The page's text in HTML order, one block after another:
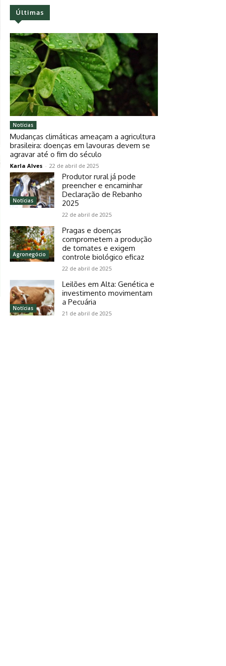
Últimas
Notícias
Mudanças climáticas ameaçam a agricultura
brasileira: doenças em lavouras devem se
agravar até o fim do século
Karla Alves - 22 de abril de 2025
Notícias
Produtor rural já pode
preencher e encaminhar
Declaração de Rebanho
2025
22 de abril de 2025
Agronegócio
Pragas e doenças
comprometem a produção
de tomates e exigem
controle biológico eficaz
22 de abril de 2025
Notícias
Leilões em Alta: Genética e
investimento movimentam
a Pecuária
21 de abril de 2025